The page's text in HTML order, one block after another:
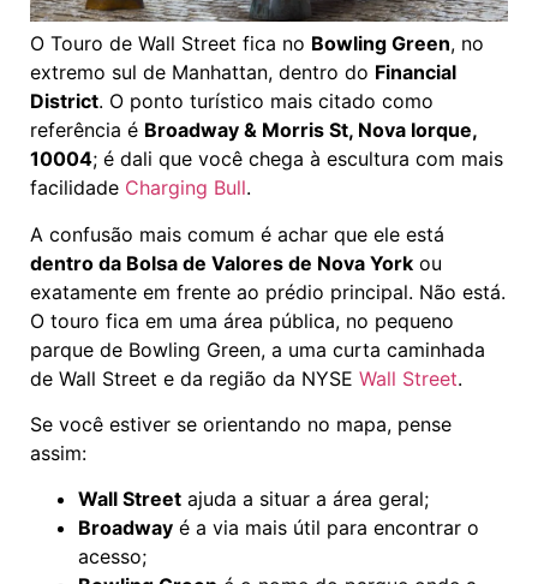
O Touro de Wall Street fica no Bowling Green, no
extremo sul de Manhattan, dentro do Financial
District. O ponto turístico mais citado como
referência é Broadway & Morris St, Nova Iorque,
10004; é dali que você chega à escultura com mais
facilidade Charging Bull.
A confusão mais comum é achar que ele está
dentro da Bolsa de Valores de Nova York ou
exatamente em frente ao prédio principal. Não está.
O touro fica em uma área pública, no pequeno
parque de Bowling Green, a uma curta caminhada
de Wall Street e da região da NYSE Wall Street.
Se você estiver se orientando no mapa, pense
assim:
Wall Street ajuda a situar a área geral;
Broadway é a via mais útil para encontrar o
acesso;